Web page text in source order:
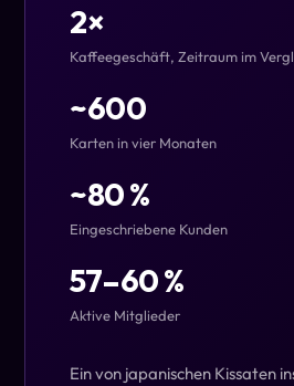
2×
Kaffeegeschäft, Zeitraum im
~600
Karten in vier Monaten
~80 %
Eingeschriebene Kunden
57–60 %
Aktive Mitglieder
Ein von japanischen Kissaten